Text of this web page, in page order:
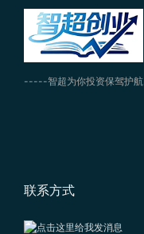
-----智超为你投资保驾护航
联系方式